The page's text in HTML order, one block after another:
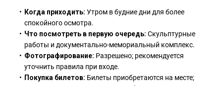
Когда приходить: Утром в будние дни для более
спокойного осмотра.
Что посмотреть в первую очередь: Скульптурные
работы и документально-мемориальный комплекс.
Фотографирование: Разрешено; рекомендуется
уточнить правила при входе.
Покупка билетов: Билеты приобретаются на месте;